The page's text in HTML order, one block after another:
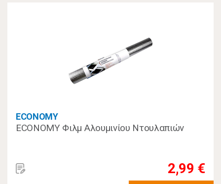
ECONOMY
ECONOMY Φιλμ Αλουμινίου Ντουλαπιών
2,99 €